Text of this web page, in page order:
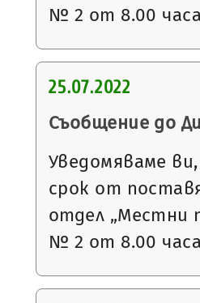
№ 2 от 8.00
25.07.2022
Съобщение до
Уведомяваме
срок от
отдел „Местни
№ 2 от 8.00